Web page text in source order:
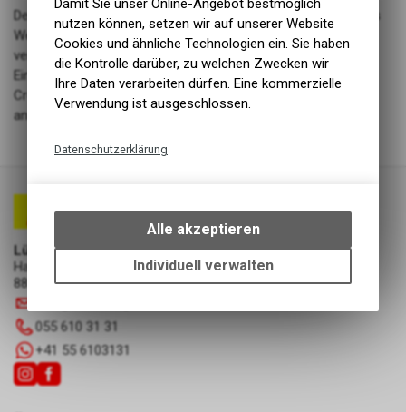
Der Allrounder, der in jeder Situation funktioniert, egal was das
Wetter bringt, egal in welchem Gelände. Und das bei
vergleichsweise geringem Gewicht! Grösstmögliches
Einsatzspektrum: für Tour und All Mountain, für schwierige
Cross-Country Strecken genauso wie für technisch
anspruchsvolle Enduro-Trails.
Lüscher Motor- & Bike World
Hauptstrasse 29a
8867 Niederurnen
055 610 31 31
+41 55 6103131
Damit Sie unser Online-Angebot bestmöglich
nutzen können, setzen wir auf unserer Website
Cookies und ähnliche Technologien ein. Sie haben
die Kontrolle darüber, zu welchen Zwecken wir
Ihre Daten verarbeiten dürfen. Eine kommerzielle
Verwendung ist ausgeschlossen.
Datenschutzerklärung
bestimmte Interaktionen und
Einstellungen auf Ihrem Gerät,
um die grundlegenden
Funktionen unseres Online-
Alle akzeptieren
Individuell verwalten